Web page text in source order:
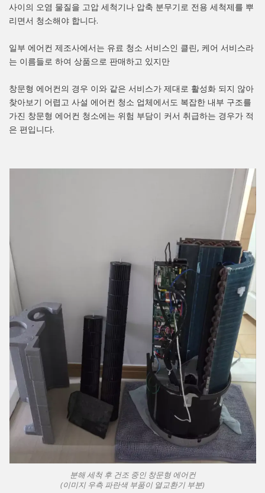
사이의 오염 물질을 고압 세척기나 압축 분무기로 전용 세척제를 뿌
리면서 청소해야 합니다.
일부 에어컨 제조사에서는 유료 청소 서비스인 클린, 케어 서비스라
는 이름들로 하여 상품으로 판매하고 있지만
창문형 에어컨의 경우 이와 같은 서비스가 제대로 활성화 되지 않아
찾아보기 어렵고 사설 에어컨 청소 업체에서도 복잡한 내부 구조를
가진 창문형 에어컨 청소에는 위험 부담이 커서 취급하는 경우가 적
은 편입니다.
분해 세척 후 건조 중인 창문형 에어컨
(이미지 우측 파란색 부품이 열교환기 부분)